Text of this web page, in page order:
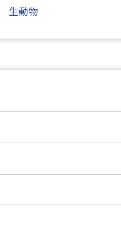
生動物